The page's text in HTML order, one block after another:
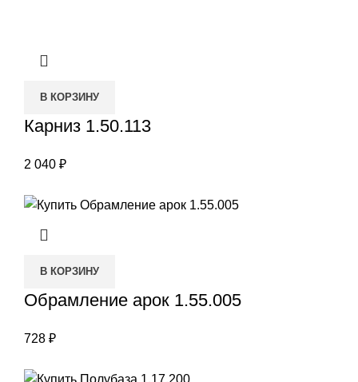
В КОРЗИНУ
Карниз 1.50.113
2 040 ₽
В КОРЗИНУ
Обрамление арок 1.55.005
728 ₽